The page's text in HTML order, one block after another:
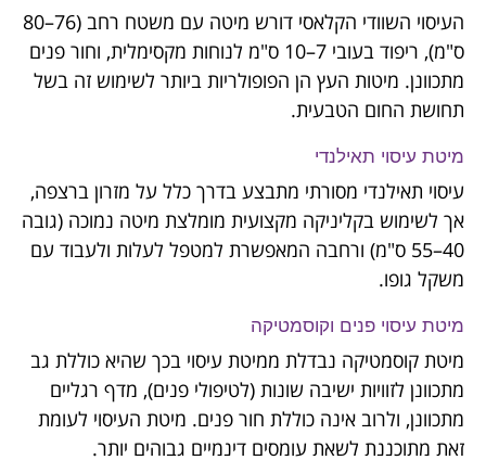
העיסוי השוודי הקלאסי דורש מיטה עם משטח רחב (76–80
ס"מ), ריפוד בעובי 7–10 ס"מ לנוחות מקסימלית, וחור פנים
מתכוונן. מיטות העץ הן הפופולריות ביותר לשימוש זה בשל
תחושת החום הטבעית.
מיטת עיסוי תאילנדי
עיסוי תאילנדי מסורתי מתבצע בדרך כלל על מזרון ברצפה,
אך לשימוש בקליניקה מקצועית מומלצת מיטה נמוכה (גובה
40–55 ס"מ) ורחבה המאפשרת למטפל לעלות ולעבוד עם
משקל גופו.
מיטת עיסוי פנים וקוסמטיקה
מיטת קוסמטיקה נבדלת ממיטת עיסוי בכך שהיא כוללת גב
מתכוונן לזוויות ישיבה שונות (לטיפולי פנים), מדף רגליים
מתכוונן, ולרוב אינה כוללת חור פנים. מיטת העיסוי לעומת
זאת מתוכננת לשאת עומסים דינמיים גבוהים יותר.